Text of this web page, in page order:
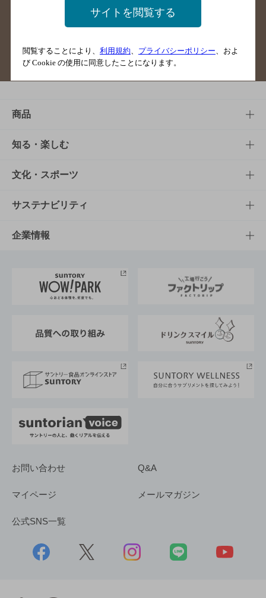
掲載店舗様ログイン
サイトマップ ご意見・ご感想
商品
商品TOP
商品一覧
商品発売情報
栄養成分一覧
知る・楽しむ
知る・楽しむTOP
キャンペーン
工場見学
地域情報
文化・スポーツ
文化・スポーツTOP
サントリーホール
サントリーサンバーズ大阪
サステナビリティ
サステナビリティTOP
サントリーが考えるサステナビリティ経営
企業情報
企業概要
採用情報
お問い合わせ Q&A
マイページ メールマガジン
公式SNS一覧
サイトを閲覧する
閲覧することにより、 利用規約 プライバシーポリシー 、およ
び Cookie の使用に同意したことになります。